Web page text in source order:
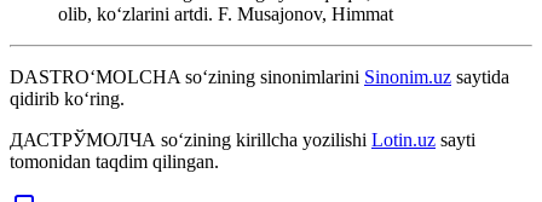
olib, koʻzlarini artdi. F. Musajonov, Himmat
DASTRO‘MOLCHA so‘zining sinonimlarini Sinonim.uz saytida
qidirib ko‘ring.
ДАСТРЎМОЛЧА so‘zining kirillcha yozilishi Lotin.uz sayti
tomonidan taqdim qilingan.